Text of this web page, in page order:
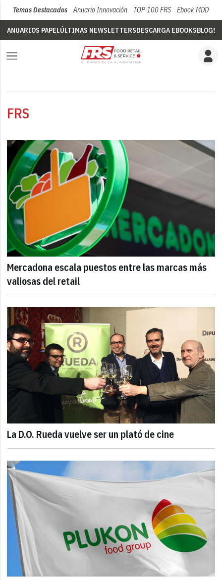
Temas Destacados Anuario Innovación TOP 100 FRS Ebook MDD
ANUARIOS PAPELÚLTIMAS NEWSLETTERSDESCARGA EBOOKSBLOGS
FRS
Mercadona escala puestos entre las marcas más
valiosas del retail
La D.O. Rueda vuelve ser un plató de cine